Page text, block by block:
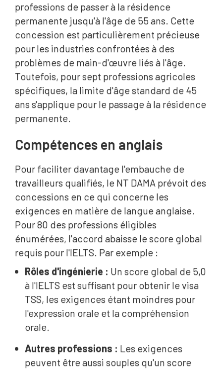
professions de passer à la résidence
permanente jusqu'à l'âge de 55 ans. Cette
concession est particulièrement précieuse
pour les industries confrontées à des
problèmes de main-d'œuvre liés à l'âge.
Toutefois, pour sept professions agricoles
spécifiques, la limite d'âge standard de 45
ans s'applique pour le passage à la résidence
permanente.
Compétences en anglais
Pour faciliter davantage l'embauche de
travailleurs qualifiés, le NT DAMA prévoit des
concessions en ce qui concerne les
exigences en matière de langue anglaise.
Pour 80 des professions éligibles
énumérées, l'accord abaisse le score global
requis pour l'IELTS. Par exemple :
Rôles d'ingénierie : Un score global de 5,0
à l'IELTS est suffisant pour obtenir le visa
TSS, les exigences étant moindres pour
l'expression orale et la compréhension
orale.
Autres professions : Les exigences
peuvent être aussi souples qu'un score